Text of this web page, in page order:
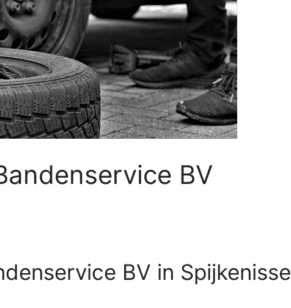
BV
BV in Spijkenisse